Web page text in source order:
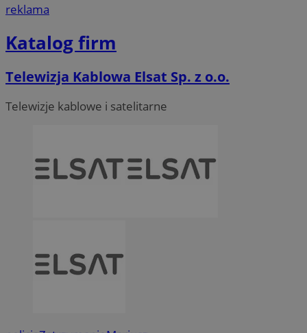
reklama
Katalog firm
Telewizja Kablowa Elsat Sp. z o.o.
Telewizje kablowe i satelitarne